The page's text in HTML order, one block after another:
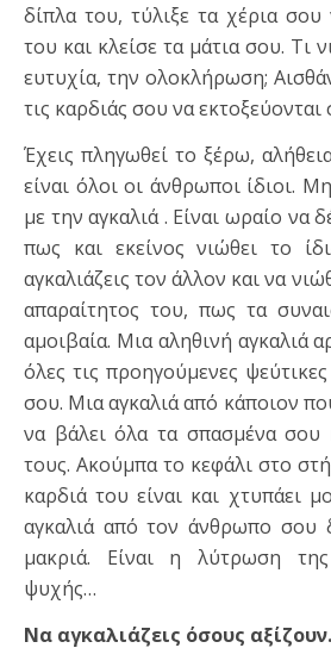
δίπλα του, τύλιξε τα χέρια
του και κλείσε τα μάτια σου. Τι
ευτυχία, την ολοκλήρωση;
τις καρδιάς σου να
Έχεις πληγωθεί το ξέρω,
είναι όλοι οι άνθρωποι ίδιοι.
με την αγκαλιά . Είναι ωραίο να
πως και εκείνος νιώθει το
αγκαλιάζεις τον άλλον και να
απαραίτητος του, πως τα
αμοιβαία. Μια αληθινή αγκαλιά
όλες τις προηγούμενες
σου. Μια αγκαλιά από κάποιον
να βάλει όλα τα σπασμένα σου
τους. Ακούμπα το κεφάλι στο
καρδιά του είναι και χτυπάει
αγκαλιά από τον άνθρωπο σου
μακριά. Είναι η λύτρωση
ψυχής…
Να αγκαλιάζεις όσους αξίζουν.